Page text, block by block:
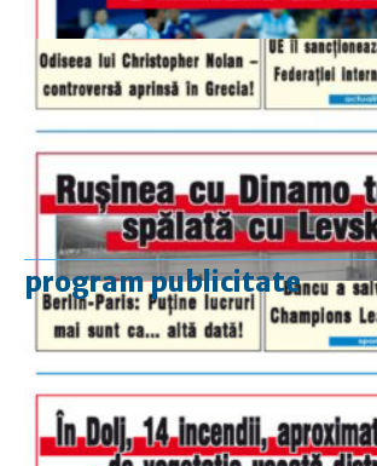
program publicitate
luni-vineri
duminică